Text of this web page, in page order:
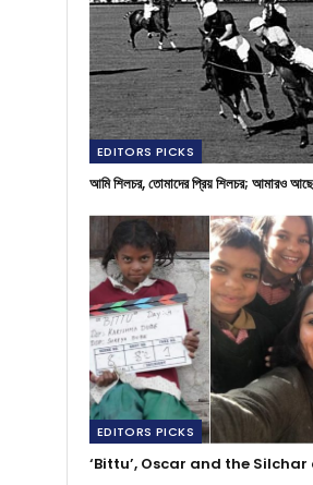
EDITORS PICKS
আমি শিলচর, তোমাদের প্রিয় শিলচর; আমারও
EDITORS PICKS
‘Bittu’, Oscar and the